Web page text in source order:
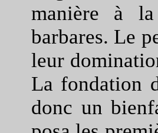
manière à
barbares. Le
leur
La fondation
donc un